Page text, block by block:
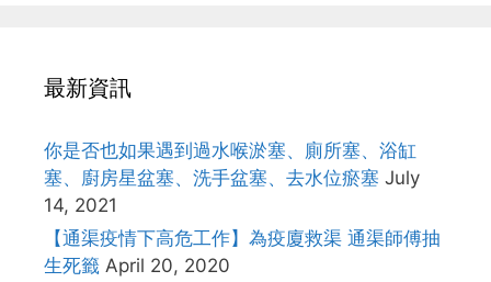
最新資訊
你是否也如果遇到過水喉淤塞、廁所塞、浴缸
塞、廚房星盆塞、洗手盆塞、去水位瘀塞 July
14, 2021
【通渠疫情下高危工作】為疫廈救渠 通渠師傅抽
生死籤 April 20, 2020